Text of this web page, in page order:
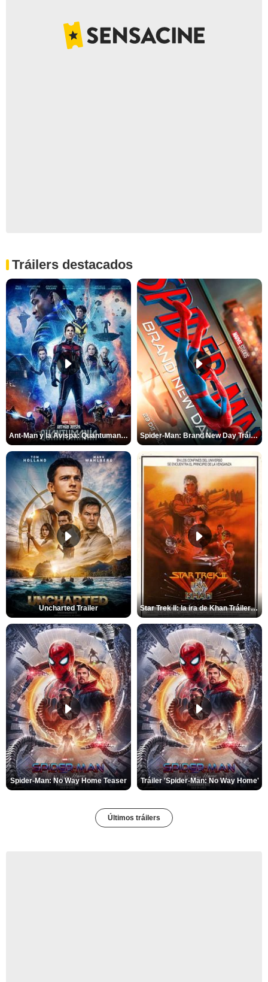
Tráilers destacados
Ant-Man y la Avispa: Quantumanía Tráiler (2) Spider-Man: Brand New Day Tráiler (3)
Uncharted Trailer Star Trek II: la ira de Khan Tráiler VO
Spider-Man: No Way Home Teaser Tráiler 'Spider-Man: No Way Home'
Últimos tráilers